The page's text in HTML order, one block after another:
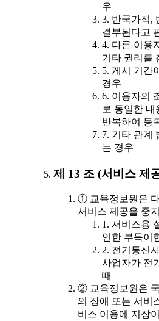
우
3. 반국가적,
결부된다고
4. 다른 이용
기타 권리를
5. 게시 기간
경우
6. 이용자의
로 동일한 내
반복하여 등
7. 기타 관계
는 경우
제 13 조 (서비스 제
① 교육정보원은
서비스 제공을 중
1. 서비스용
인한 부득이
2. 전기통신
사업자가 전
때
② 교육정보원은
의 장애 또는 서비
비스 이용에 지장